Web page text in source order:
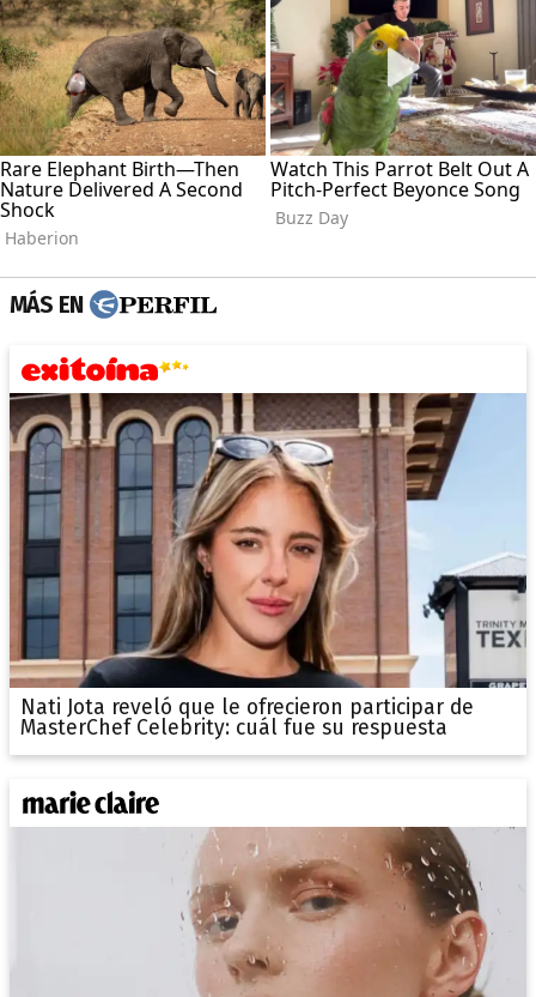
MÁS EN
Nati Jota reveló que le ofrecieron participar de
MasterChef Celebrity: cuál fue su respuesta